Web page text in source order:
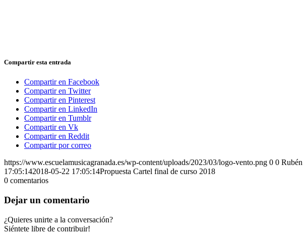
Compartir esta entrada
Compartir en Facebook
Compartir en Twitter
Compartir en Pinterest
Compartir en LinkedIn
Compartir en Tumblr
Compartir en Vk
Compartir en Reddit
Compartir por correo
https://www.escuelamusicagranada.es/wp-content/uploads/2023/03/logo-vento.png 0 0 Rubén
17:05:142018-05-22 17:05:14Propuesta Cartel final de curso 2018
0 comentarios
Dejar un comentario
¿Quieres unirte a la conversación?
Siéntete libre de contribuir!